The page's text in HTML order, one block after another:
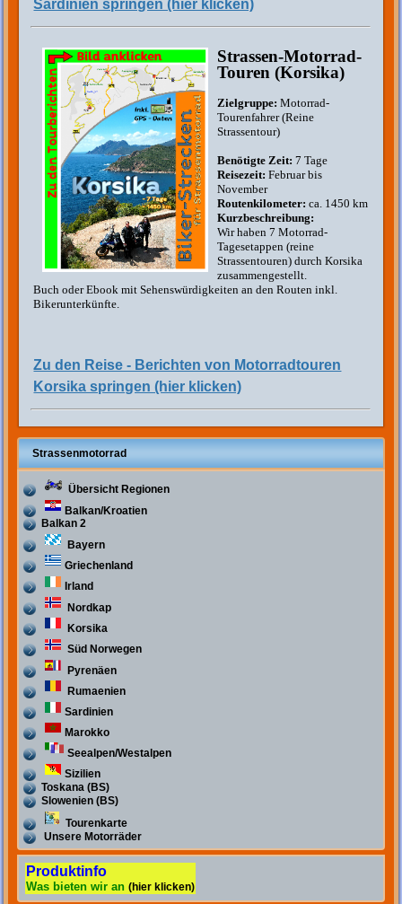
Sardinien springen (hier klicken)
Strassen-Motorrad-
Touren (Korsika)
Zielgruppe:Motorrad-
Tourenfahrer (Reine
Strassentour)
Benötigte Zeit: 7 Tage
Reisezeit: Februar bis
November
Routenkilometer: ca. 1450 km
Kurzbeschreibung:
Wir haben 7 Motorrad-
Tagesetappen (reine
Strassentouren) durch Korsika
zusammengestellt.
Buch oder Ebook mit Sehenswürdigkeiten an den Routen inkl.
Bikerunterkünfte.
Zu den Reise - Berichten von Motorradtouren
Korsika springen (hier klicken)
Strassenmotorrad
Übersicht Regionen
Balkan/Kroatien
Balkan 2
Bayern
Griechenland
Irland
Nordkap
Korsika
Süd Norwegen
Pyrenäen
Rumaenien
Sardinien
Marokko
Seealpen/Westalpen
Sizilien
Toskana (BS)
Slowenien (BS)
Tourenkarte
Unsere Motorräder
Produktinfo
Was bieten wir an(hier klicken)